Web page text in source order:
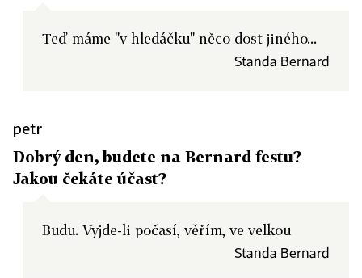
Teď máme "v hledáčku" něco dost jiného...
Standa Bernard
petr
Dobrý den, budete na Bernard festu?
Jakou čekáte účast?
Budu. Vyjde-li počasí, věřím, ve velkou
Standa Bernard